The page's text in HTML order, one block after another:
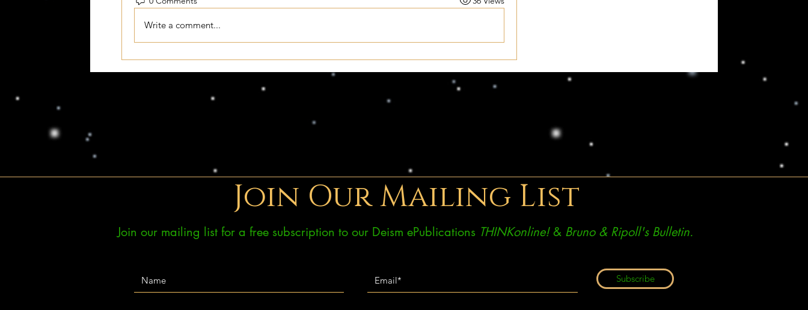
Write a comment...
Join Our Mailing List
Join our mailing list for a free subscription to our Deism ePublications THINKonline!& Bruno & Ripoll's Bulletin.
Subscribe